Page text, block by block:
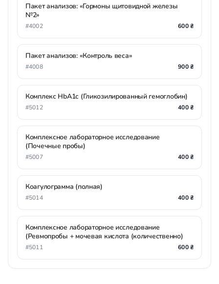
Пакет анализов: «Гормоны щитовидной железы
№2»
#4002 600 ₴
Пакет анализов: «Контроль веса»
#4008 900 ₴
Комплекс HbA1c (Гликозилированный гемоглобин)
#5012 400 ₴
Комплексное лабораторное исследование
(Почечные пробы)
#5007 400 ₴
Коагулограмма (полная)
#5014 400 ₴
Комплексное лабораторное исследование
(Ревмопробы + мочевая кислота (количественно)
#5011 600 ₴